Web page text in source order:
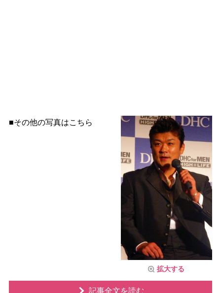
拡大する
■その他の写真はこちら
記事全文を読む